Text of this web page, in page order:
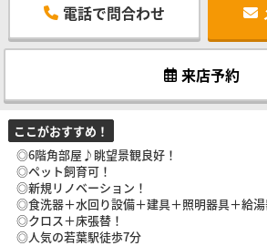
電話で問合わせ
来店予約
ここがおすすめ！
◎6階角部屋♪眺望景観良好！
◎ペット飼育可！
◎新規リノベーション！
◎食洗器＋水回り設備＋建具＋照明器具＋給湯
◎クロス＋床張替！
◎人気の若葉駅徒歩7分